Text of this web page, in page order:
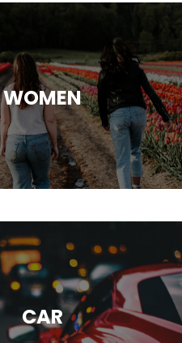
WOMEN
CAR